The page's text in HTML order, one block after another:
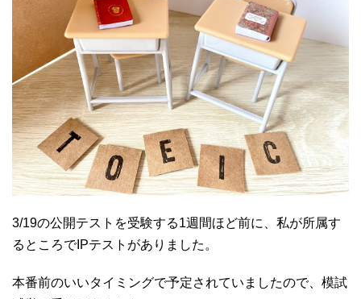
3/19の公開テストを受験する1週間ほど前に、私が所属す
るところでIPテストがありました。
本番前のいいタイミングで予定されていましたので、模試